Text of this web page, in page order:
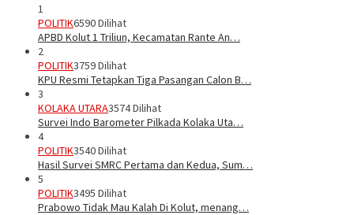
1
POLITIK6590 Dilihat
APBD Kolut 1 Triliun, Kecamatan Rante An…
2
POLITIK3759 Dilihat
KPU Resmi Tetapkan Tiga Pasangan Calon B…
3
KOLAKA UTARA3574 Dilihat
Survei Indo Barometer Pilkada Kolaka Uta…
4
POLITIK3540 Dilihat
Hasil Survei SMRC Pertama dan Kedua, Sum…
5
POLITIK3495 Dilihat
Prabowo Tidak Mau Kalah Di Kolut, menang…